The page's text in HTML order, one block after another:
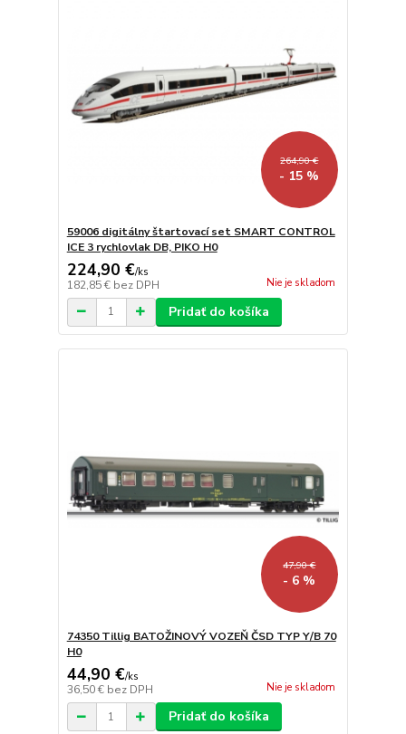
264,90 €
- 15 %
59006 digitálny štartovací set SMART CONTROL
ICE 3 rychlovlak DB, PIKO H0
224,90 €/ks
182,85 € bez DPH Nie je skladom
Pridať do košíka
47,90 €
- 6 %
74350 Tillig BATOŽINOVÝ VOZEŇ ČSD TYP Y/B 70
H0
44,90 €/ks
36,50 € bez DPH Nie je skladom
Pridať do košíka